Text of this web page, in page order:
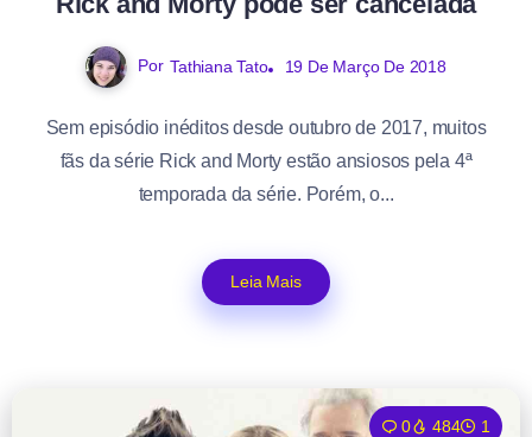
Por Tathiana Tato 19 De Março De 2018
Sem episódio inéditos desde outubro de 2017, muitos
fãs da série Rick and Morty estão ansiosos pela 4ª
temporada da série. Porém, o...
Leia Mais
0 484 1